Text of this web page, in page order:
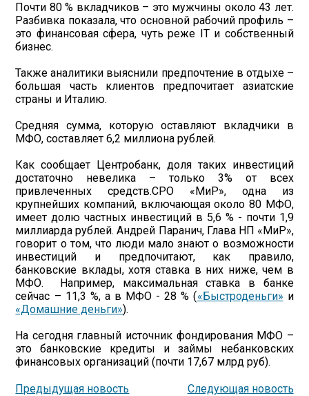
Почти 80 % вкладчиков – это мужчины около 43 лет.
Разбивка показала, что основной рабочий профиль –
это финансовая сфера, чуть реже IT и собственный
бизнес.
Также аналитики выяснили предпочтение в отдыхе –
большая часть клиентов предпочитает азиатские
страны и Италию.
Средняя сумма, которую оставляют вкладчики в
МФО, составляет 6,2 миллиона рублей.
Как сообщает Центробанк, доля таких инвестиций
достаточно невелика – только 3% от всех
привлеченных средств.СРО «МиР», одна из
крупнейших компаний, включающая около 80 МФО,
имеет долю частных инвестиций в 5,6 % - почти 1,9
миллиарда рублей. Андрей Паранич, Глава НП «МиР»,
говорит о том, что люди мало знают о возможности
инвестиций и предпочитают, как правило,
банковские вклады, хотя ставка в них ниже, чем в
МФО. Например, максимальная ставка в банке
сейчас – 11,3 %, а в МФО - 28 % («Быстроденьги» и
«Домашние деньги»).
На сегодня главный источник фондирования МФО –
это банковские кредиты и займы небанковских
финансовых организаций (почти 17,67 млрд руб).
Предыдущая новость Следующая новость